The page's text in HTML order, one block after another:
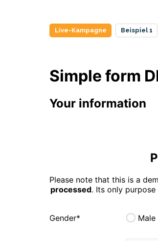
Live-Kampagne Beispiel 1